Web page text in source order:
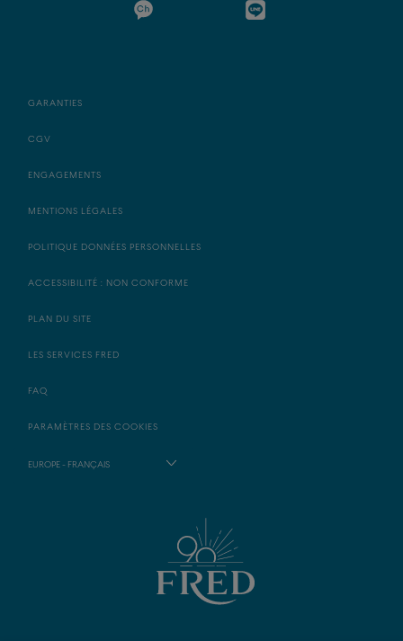
GARANTIES
CGV
ENGAGEMENTS
MENTIONS LÉGALES
POLITIQUE DONNÉES PERSONNELLES
ACCESSIBILITÉ : NON CONFORME
PLAN DU SITE
LES SERVICES FRED
FAQ
PARAMÈTRES DES COOKIES
EUROPE - FRANÇAIS